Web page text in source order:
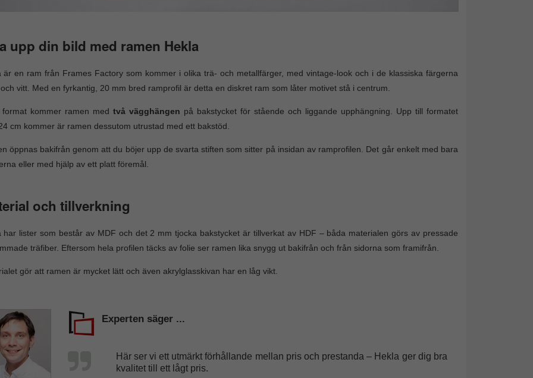
upp din bild med ramen Hekla
är en ram från Frames Factory som kommer i olika trä- och metallfärger, med vintage-look och i de klassiska färgerna
vitt. Med en fyrkantig, 20 mm bred ramprofil är detta en diskret ram som låter motivet stå i centrum.
kommer ramen med två vägghängen på bakstycket för stående och liggande upphängning. Upp till formatet
cm kommer är ramen dessutom utrustad med ett bakstöd.
öppnas bakifrån genom att du böjer upp de svarta stiften som sitter på insidan av ramprofilen. Det går enkelt med bara
eller med hjälp av ett platt föremål.
och tillverkning
har lister som består av MDF och det 2 mm tjocka bakstycket är tillverkat av HDF – båda materialen görs av pressade
träfiber. Eftersom hela profilen täcks av folie ser ramen lika snygg ut bakifrån och från sidorna som framifrån.
gör att ramen är mycket lätt och även akrylglasskivan har en låg vikt.
Experten säger ...
Här ser vi ett utmärkt förhållande mellan pris och prestanda – Hekla ger dig bra
kvalitet till ett lågt pris.